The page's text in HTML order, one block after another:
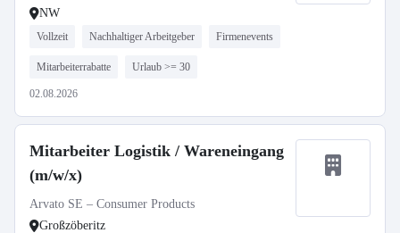
NW
Vollzeit Nachhaltiger Arbeitgeber Firmenevents
Mitarbeiterrabatte Urlaub >= 30
02.08.2026
Mitarbeiter Logistik / Wareneingang
(m/w/x)
Arvato SE – Consumer Products
Großzöberitz